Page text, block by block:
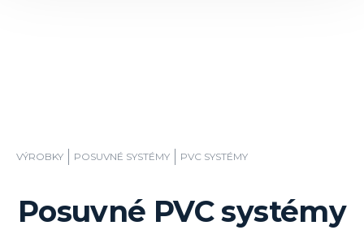
VÝROBKY POSUVNÉ SYSTÉMY PVC SYSTÉMY
Posuvné PVC systémy